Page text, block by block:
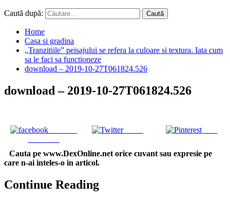
Caută după:
Home
Casa si gradina
„Tranzitiile” peisajului se refera la culoare si textura. Iata cum
sa le faci sa functioneze
download – 2019-10-27T061824.526
download – 2019-10-27T061824.526
Tweet Save
Cauta pe www.DexOnline.net orice cuvant sau expresie pe
care n-ai inteles-o in articol.
Continue Reading